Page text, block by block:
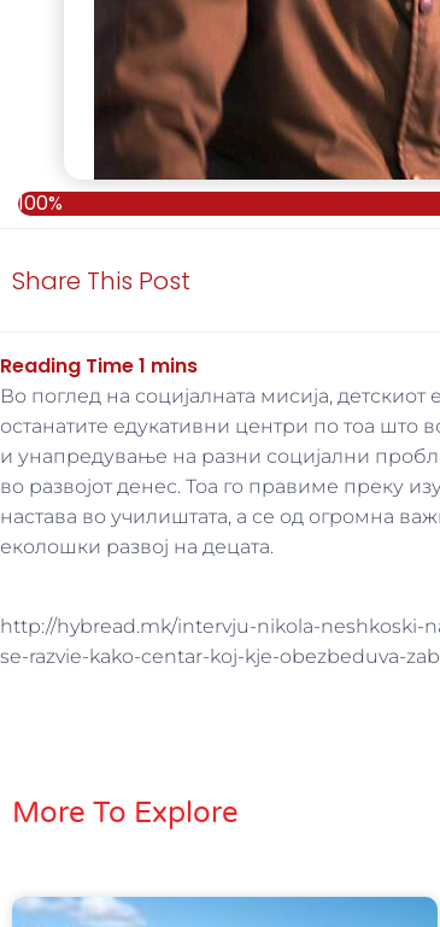
100%
Share This Post
Во поглед на социјалната мисија,
останатите едукативни центри по тоа
и унапредување на разни социјални
во развојот денес. Тоа го правиме преку
настава во училиштата, а се од огромна
еколошки развој на децата.
http://hybread.mk/intervju-nikola-neshkoski-
se-razvie-kako-centar-koj-kje-obezbeduva-
More To Explore